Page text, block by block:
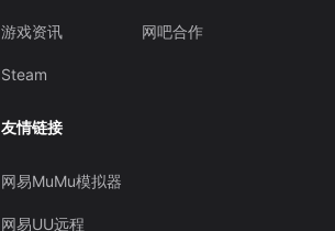
游戏资讯
Steam
网吧合作
友情链接
网易MuMu模拟器
网易UU远程